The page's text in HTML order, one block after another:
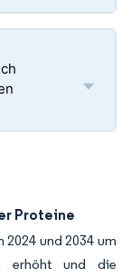
Proteine
und 2034 um
erhöht und die